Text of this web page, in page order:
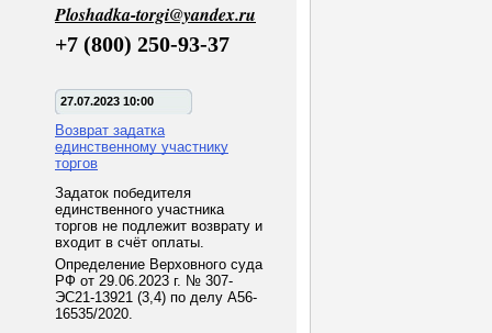
Ploshadka-torgi@yandex.ru
+7 (800) 250-93-37
27.07.2023 10:00
Возврат задатка
единственному участнику
торгов
Задаток победителя
единственного участника
торгов не подлежит возврату и
входит в счёт оплаты.
Определение Верховного суда
РФ от 29.06.2023 г. № 307-
ЭС21-13921 (3,4) по делу А56-
16535/2020.